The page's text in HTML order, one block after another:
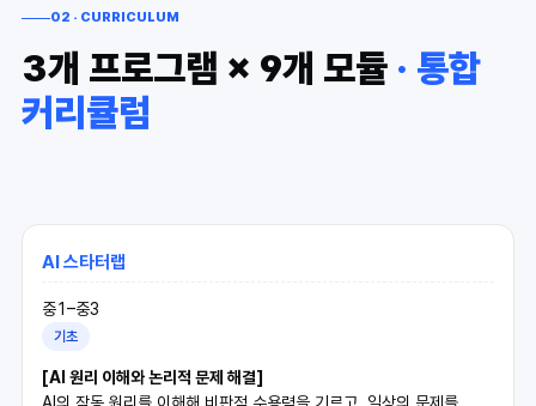
02 · CURRICULUM
3개 프로그램 × 9개 모듈 · 통합
커리큘럼
AI 스타터랩
중1–중3
기초
[AI 원리 이해와 논리적 문제 해결]